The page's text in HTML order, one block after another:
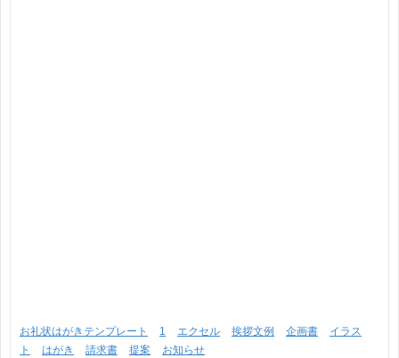
お礼状はがきテンプレート 1 エクセル 挨拶文例 企画書
イラス
ト
はがき 請求書 提案 お知らせ